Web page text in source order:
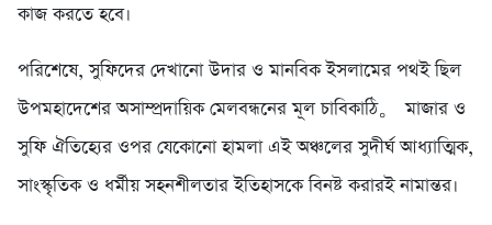
কাজ করতে হবে।
‎পরিশেষে, সুফিদের দেখানো উদার ও মানবিক ইসলামের পথই ছিল
উপমহাদেশের অসাম্প্রদায়িক মেলবন্ধনের মূল চাবিকাঠি。 মাজার ও
সুফি ঐতিহ্যের ওপর যেকোনো হামলা এই অঞ্চলের সুদীর্ঘ আধ্যাত্মিক,
সাংস্কৃতিক ও ধর্মীয় সহনশীলতার ইতিহাসকে বিনষ্ট করারই নামান্তর।